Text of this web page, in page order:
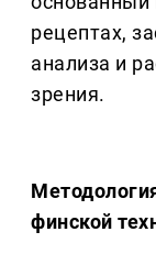
рецептах,
анализа и
зрения.
финской